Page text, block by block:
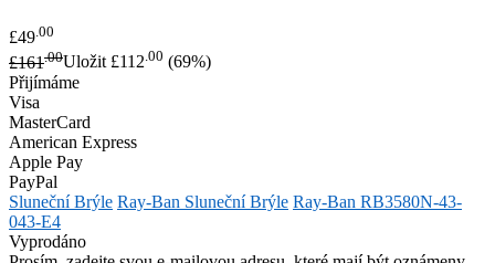
£49 .00
£161.00Uložit £112.00 (69%)
Přijímáme
Visa
MasterCard
American Express
Apple Pay
PayPal
Sluneční Brýle Ray-Ban Sluneční Brýle Ray-Ban RB3580N-43-
043-E4
Vyprodáno